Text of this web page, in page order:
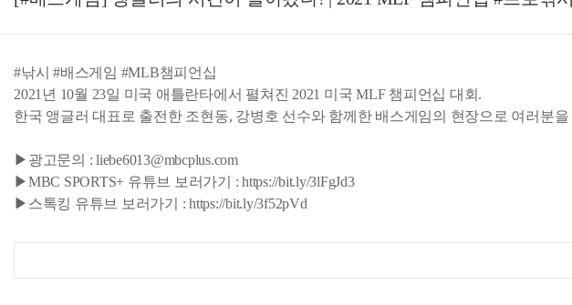
#낚시 #배스게임 #MLB챔피언십
2021년 10월 23일 미국 애틀란타에서 펼쳐진 2021 미국 MLF 챔피언십 대회.
한국 앵글러 대표로 출전한 조현동, 강병호 선수와 함께한 배스게임의 현장으로 여러분
▶광고문의 : liebe6013@mbcplus.com
▶MBC SPORTS+ 유튜브 보러가기 : https://bit.ly/3lFgJd3
▶스톡킹 유튜브 보러가기 : https://bit.ly/3f52pVd